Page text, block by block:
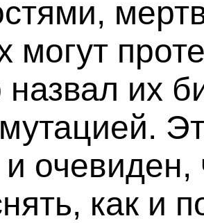
могут
назвал их
и
как и